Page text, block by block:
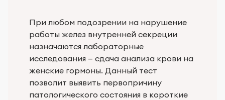
При любом подозрении на нарушение
работы желез внутренней секреции
назначаются лабораторные
исследования — сдача анализа крови на
женские гормоны. Данный тест
позволит выявить первопричину
патологического состояния в короткие